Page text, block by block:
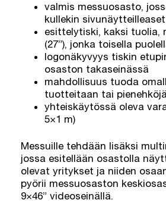
valmis messuosasto,
kullekin
esittelytiski, kaksi tuolia,
(27”), jonka toisella
logonäkyvyys tiskin
osaston takaseinässä
mahdollisuus tuoda
tuotteitaan tai
yhteiskäytössä oleva
5×1 m)
Messuille tehdään lisäksi
jossa esitellään osastolla
olevat yritykset ja niiden
pyörii messuosaston
9×46” videoseinällä.